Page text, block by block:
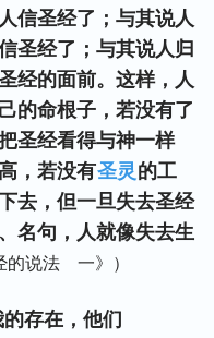
信圣经了；与其说人
圣经了；与其说人归
经的面前。这样，人
的命根子，若没有了
圣经看得与神一样
，若没有圣灵 的工
去，但一旦失去圣经
名句，人就像失去生
的说法 一》）
存在，他们